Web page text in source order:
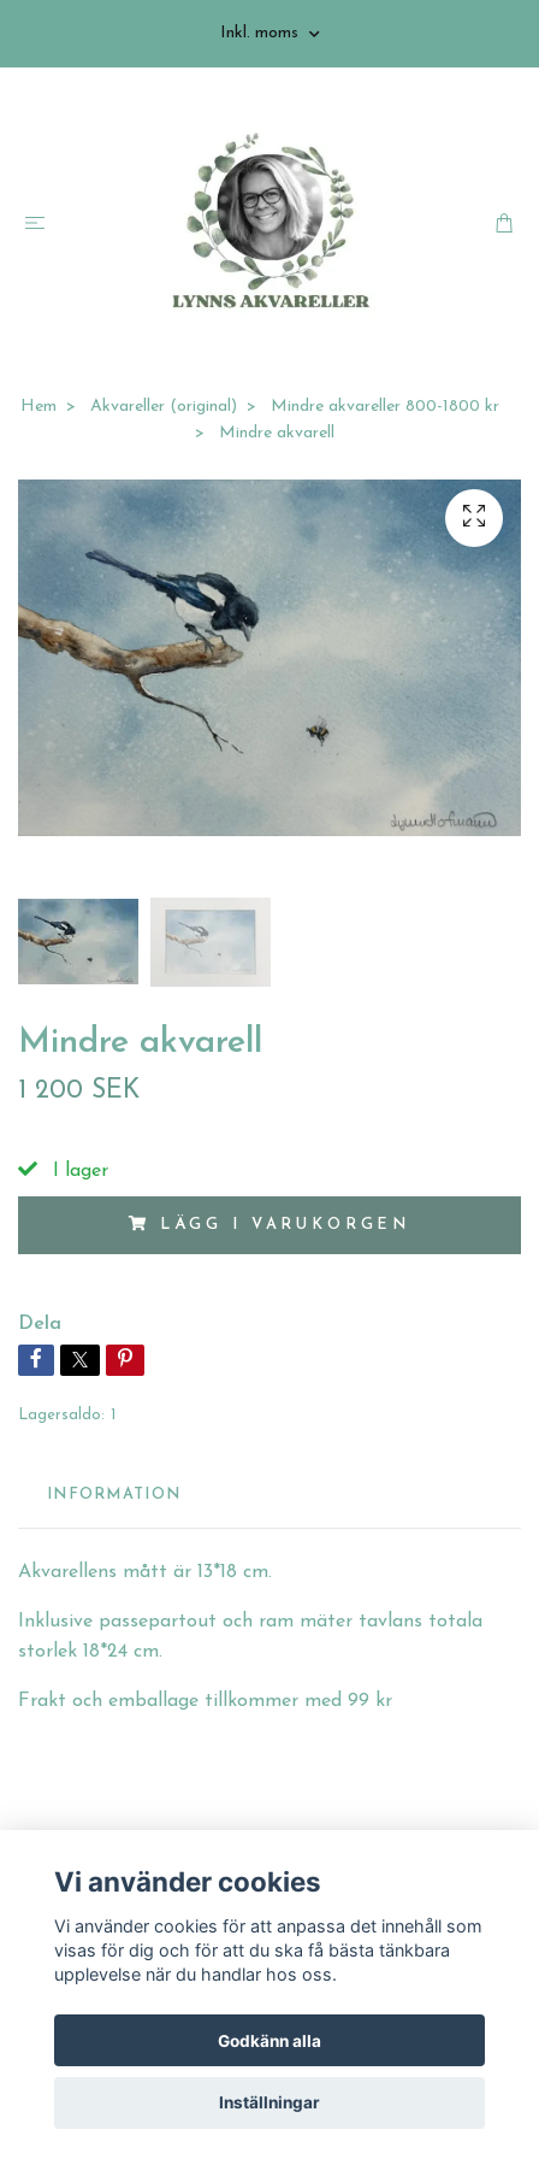
Inkl. moms
Hem Akvareller (original)
Mindre akvareller 800-1800 kr
Mindre akvarell
Mindre akvarell
1 200 SEK
I lager
LÄGG I VARUKORGEN
Dela
Lagersaldo: 1
INFORMATION
Akvarellens mått är 13*18 cm.
Inklusive passepartout och ram mäter tavlans totala
storlek 18*24 cm.
Frakt och emballage tillkommer med 99 kr
Sociala medier
© 2026 Lynns Akvareller
Vi använder cookies
Vi använder cookies för att anpassa det innehåll som
visas för dig och för att du ska få bästa tänkbara
upplevelse när du handlar hos oss.
Godkänn alla
Inställningar